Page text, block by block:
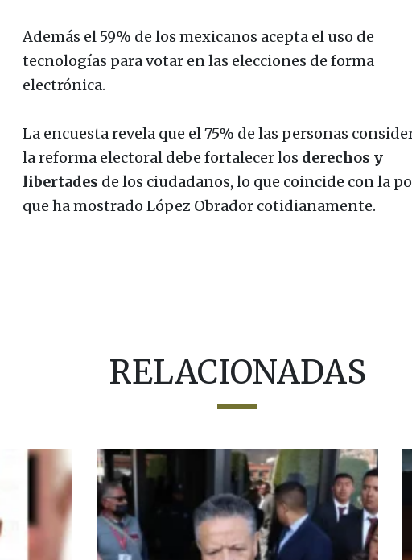
Además el 59% de los mexicanos acepta el uso de
tecnologías para votar en las elecciones de forma
electrónica.
La encuesta revela que el 75% de las personas
la reforma electoral debe fortalecer los derechos y
libertades de los ciudadanos, lo que coincide con la
que ha mostrado López Obrador cotidianamente.
RELACIONADAS